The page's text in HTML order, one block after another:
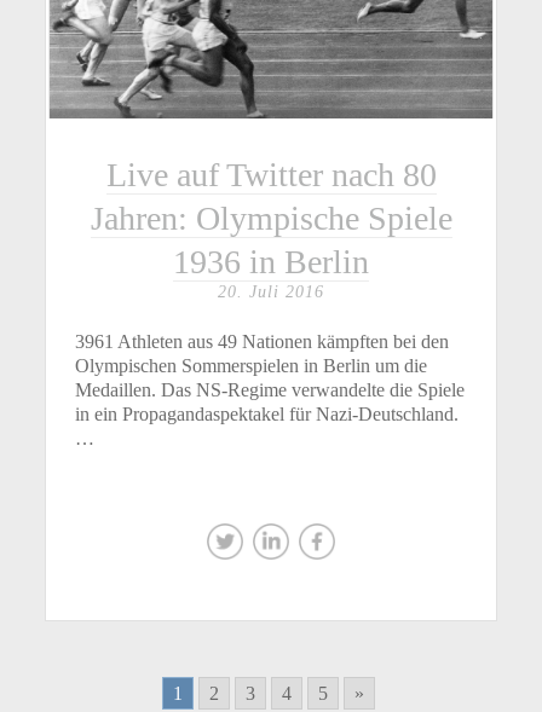
Live auf Twitter nach 80
Jahren: Olympische Spiele
1936 in Berlin
20. Juli 2016
3961 Athleten aus 49 Nationen kämpften bei den
Olympischen Sommerspielen in Berlin um die
Medaillen. Das NS-Regime verwandelte die Spiele
in ein Propagandaspektakel für Nazi-Deutschland.
…
1 2 3 4 5 »